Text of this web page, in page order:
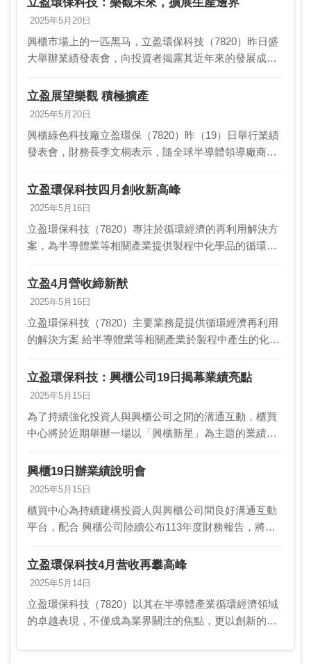
2025年5月20日
興櫃市場上的一匹黑马，立盈環保科技（7820）昨日盛
大舉辦業績發表會，向投資者揭露其近年來的發展成果
體領導廠商不斷推進先進製程，特用化學品廢棄物的產
生…
立盈展望樂觀 積極擴產
2025年5月20日
興櫃綠色科技廠立盈環保（7820）昨（19）日舉行業績
發表會，財務長李文桐表示，隨全球半導體領導廠商持
數級增長，加上天然螢石因被多國列為戰略或關鍵礦
物…
立盈環保科技四月創收新高峰
2025年5月16日
立盈環保科技（7820）專注於循環經濟的再利用解決方
案，為半導體業等相關產業提供製程中化學品的循環再
螢石」。這種產品後續再供應給鋼鐵公司，用於鋼鐵製
程…
立盈4月營收締新猷
2025年5月16日
立盈環保科技（7820）主要業務是提供循環經濟再利用
的解決方案 給半導體業等相關產業於製程中產生的化學
稱為綠色人造螢石），再給鋼鐵公司於 煉鋼製程使…
立盈環保科技：興櫃公司19日揭幕業績亮點
2025年5月15日
為了持續強化投資人與興櫃公司之間的溝通互動，櫃買
中心將於近期舉辦一場以「興櫃新星」為主題的業績說
興櫃公司的最新發展和營運狀況。 本次說明會將邀請三
家…
興櫃19日辦業績說明會
2025年5月15日
櫃買中心為持續建構投資人與興櫃公司間良好溝通互動
平台，配合 興櫃公司陸續公布113年度財務報告，將於
公司業績說明會。本次說明會邀請3家各具特色之…
立盈環保科技4月营收再攀高峰
2025年5月14日
立盈環保科技（7820）以其在半導體產業循環經濟領域
的卓越表現，不僅成為業界關注的焦點，更以創新的技
司專注於處理半導體製程中產生的氟化鈣污泥，將其轉